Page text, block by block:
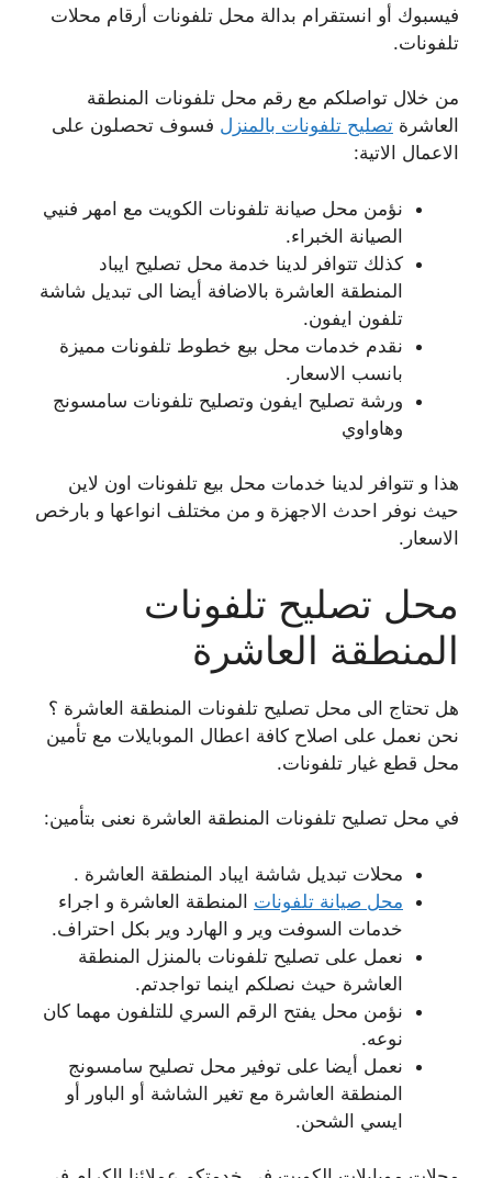
فيسبوك أو انستقرام بدالة محل تلفونات أرقام محلات
تلفونات.
من خلال تواصلكم مع رقم محل تلفونات المنطقة
العاشرة تصليح تلفونات بالمنزل فسوف تحصلون على
الاعمال الاتية:
نؤمن محل صيانة تلفونات الكويت مع امهر فنيي
الصيانة الخبراء.
كذلك تتوافر لدينا خدمة محل تصليح ايباد
المنطقة العاشرة بالاضافة أيضا الى تبديل شاشة
تلفون ايفون.
نقدم خدمات محل بيع خطوط تلفونات مميزة
بانسب الاسعار.
ورشة تصليح ايفون وتصليح تلفونات سامسونج
وهاواوي
هذا و تتوافر لدينا خدمات محل بيع تلفونات اون لاين
حيث نوفر احدث الاجهزة و من مختلف انواعها و بارخص
الاسعار.
محل تصليح تلفونات
المنطقة العاشرة
هل تحتاج الى محل تصليح تلفونات المنطقة العاشرة ؟
نحن نعمل على اصلاح كافة اعطال الموبايلات مع تأمين
محل قطع غيار تلفونات.
في محل تصليح تلفونات المنطقة العاشرة نعنى بتأمين:
محلات تبديل شاشة ايباد المنطقة العاشرة .
محل صيانة تلفونات المنطقة العاشرة و اجراء
خدمات السوفت وير و الهارد وير بكل احتراف.
نعمل على تصليح تلفونات بالمنزل المنطقة
العاشرة حيث نصلكم اينما تواجدتم.
نؤمن محل يفتح الرقم السري للتلفون مهما كان
نوعه.
نعمل أيضا على توفير محل تصليح سامسونج
المنطقة العاشرة مع تغير الشاشة أو الباور أو
ايسي الشحن.